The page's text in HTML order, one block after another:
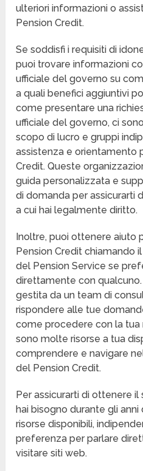
ulteriori informazioni o
Pension Credit.
Se soddisfi i requisiti di
puoi trovare informazioni
ufficiale del governo su
a quali benefici aggiuntivi
come presentare una
ufficiale del governo, ci
scopo di lucro e gruppi
assistenza e orientamento
Credit. Queste
guida personalizzata e
di domanda per assicurarti
a cui hai legalmente diritto.
Inoltre, puoi ottenere aiuto
Pension Credit chiamando
del Pension Service se
direttamente con
gestita da un team di
rispondere alle tue
come procedere con la tua
sono molte risorse a tua
comprendere e navigare
del Pension Credit.
Per assicurarti di ottenere
hai bisogno durante gli
risorse disponibili,
preferenza per parlare
visitare siti web.